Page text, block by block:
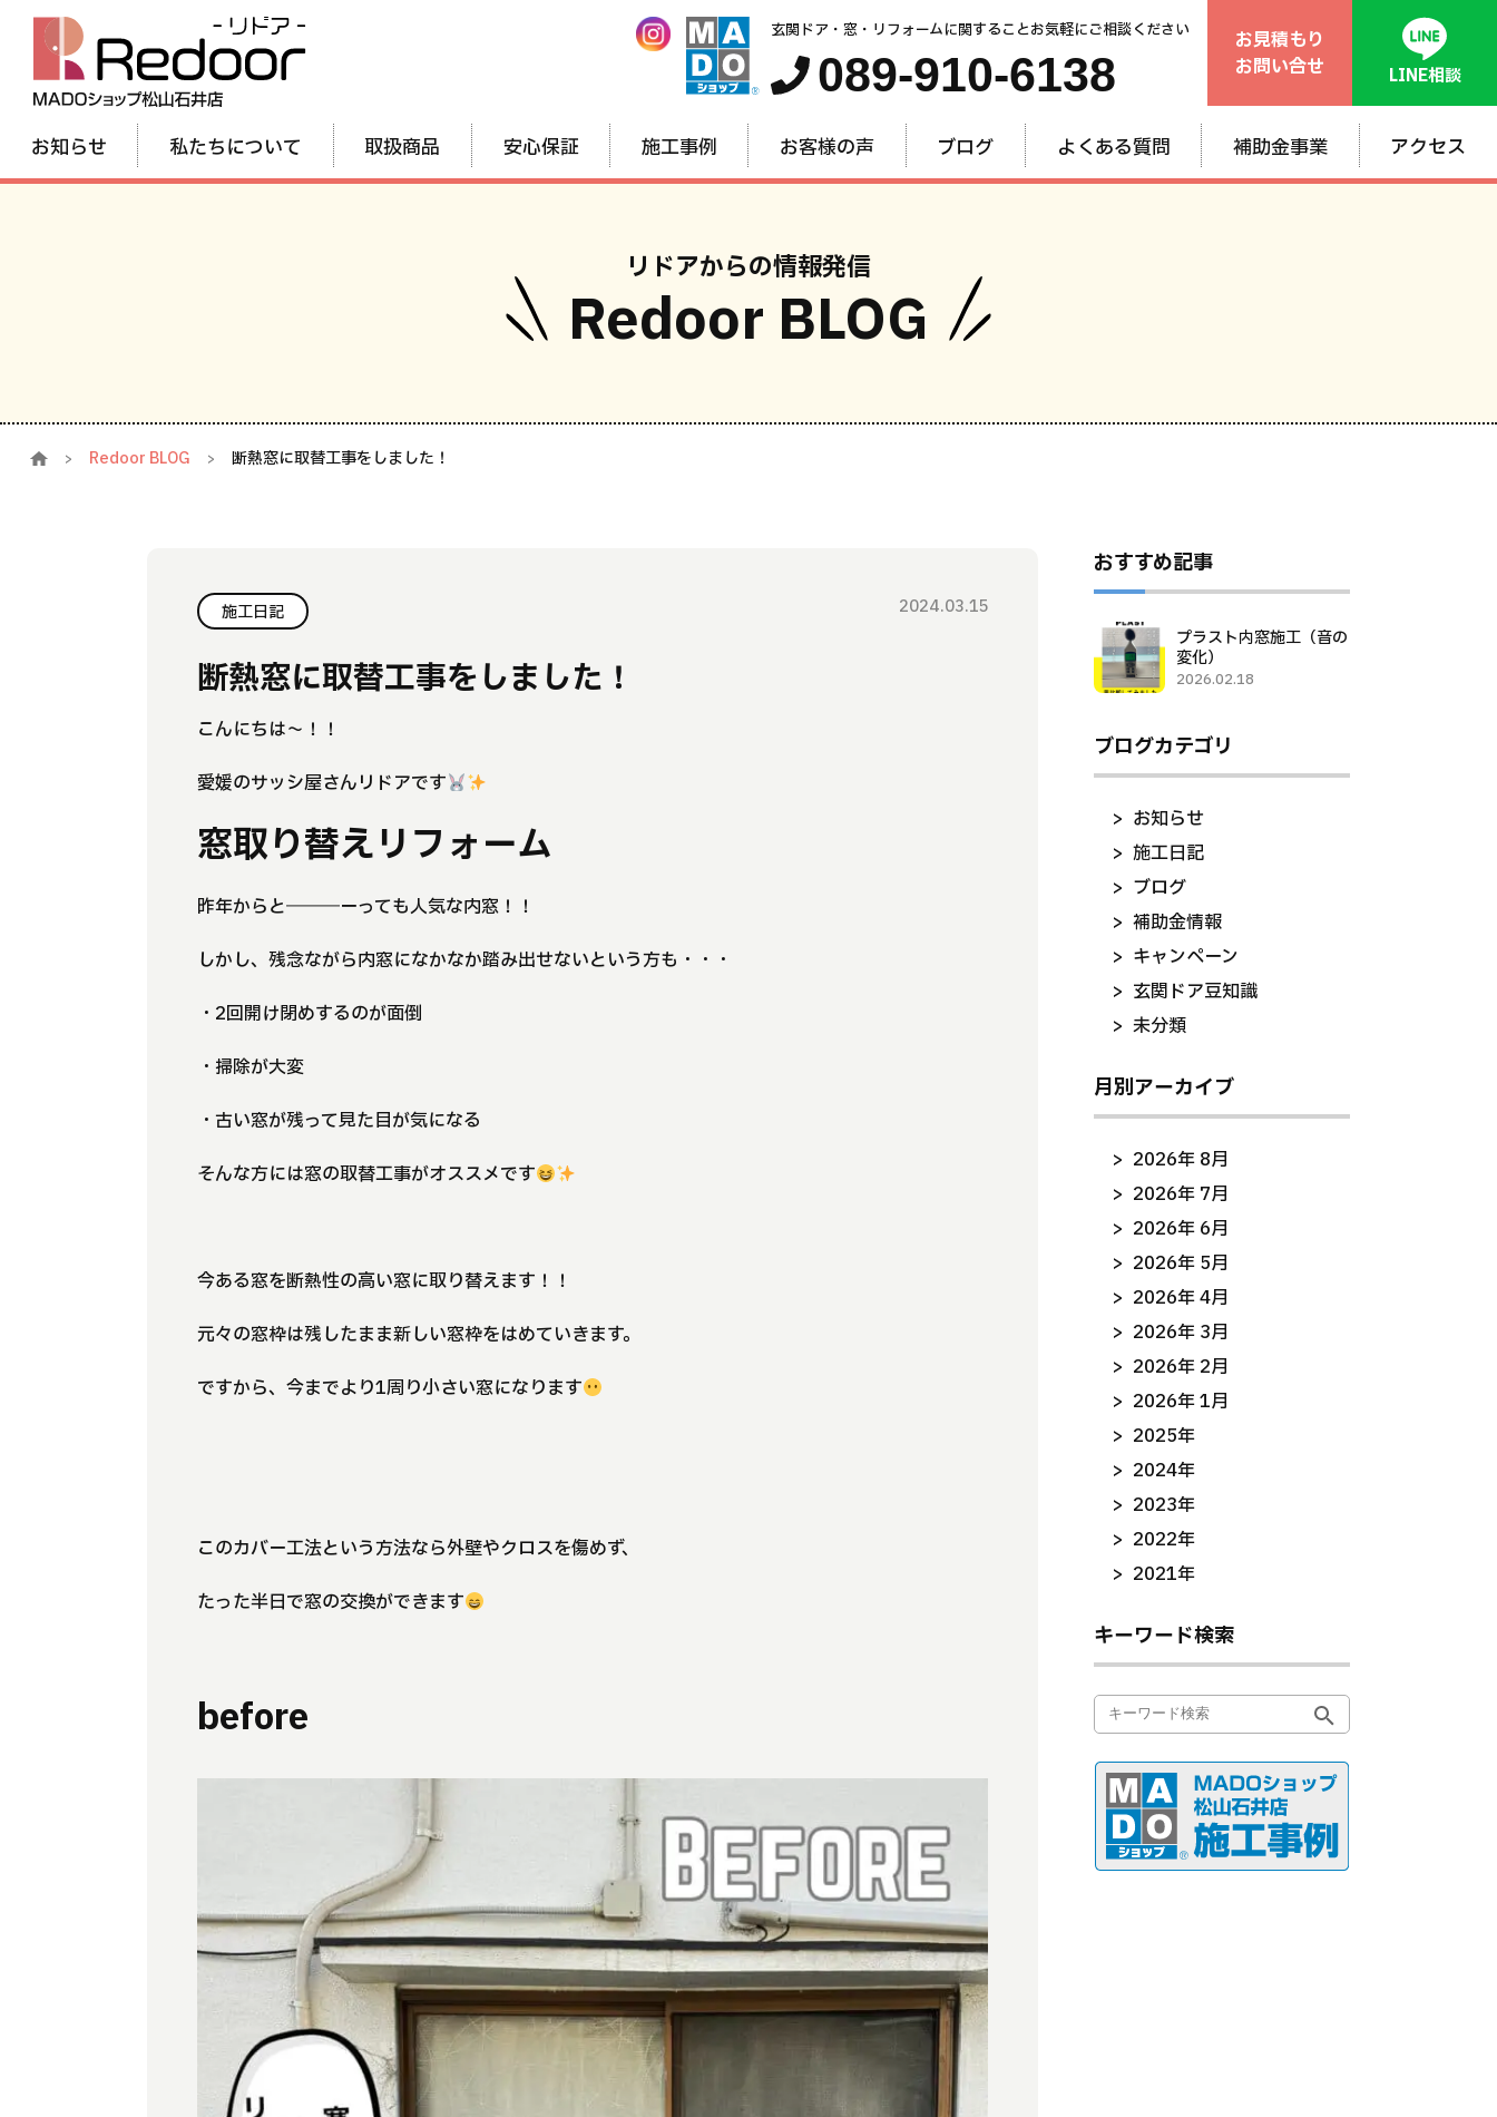
玄関ドア・窓・リフォームに関することお気軽にご相談ください
089-910-6138
お見積もり
お問い合せ
LINE相談
お知らせ 私たちについて 取扱商品 安心保証 施工事例 お客様の声 ブログ よくある質問 補助金事業 アクセス
リドアからの情報発信
Redoor BLOG
Redoor BLOG 断熱窓に取替工事をしました！
施工日記 2024.03.15
断熱窓に取替工事をしました！
こんにちは～！！
愛媛のサッシ屋さんリドアです
窓取り替えリフォーム
昨年からと―――ーっても人気な内窓！！
しかし、残念ながら内窓になかなか踏み出せないという方も・・・
・2回開け閉めするのが面倒
・掃除が大変
・古い窓が残って見た目が気になる
そんな方には窓の取替工事がオススメです
今ある窓を断熱性の高い窓に取り替えます！！
元々の窓枠は残したまま新しい窓枠をはめていきます。
ですから、今までより1周り小さい窓になります
このカバー工法という方法なら外壁やクロスを傷めず、
たった半日で窓の交換ができます
before
おすすめ記事
プラスト内窓施工（音の
変化）
2026.02.18
ブログカテゴリ
お知らせ
施工日記
ブログ
補助金情報
キャンペーン
玄関ドア豆知識
未分類
月別アーカイブ
2026年 8月
2026年 7月
2026年 6月
2026年 5月
2026年 4月
2026年 3月
2026年 2月
2026年 1月
2025年
2024年
2023年
2022年
2021年
キーワード検索